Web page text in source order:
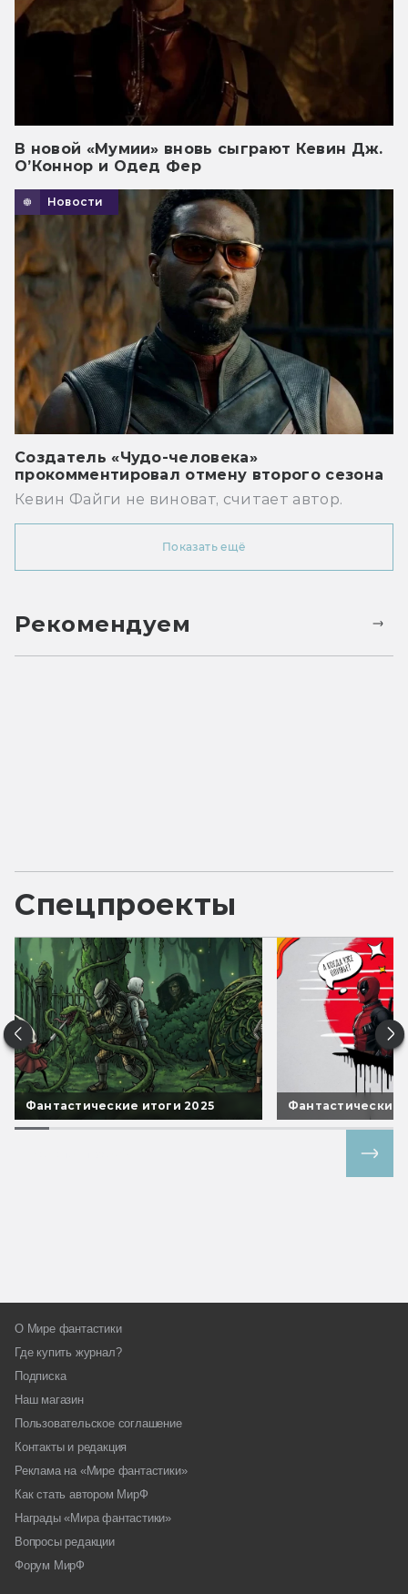
В новой «Мумии» вновь сыграют Кевин Дж.
О’Коннор и Одед Фер
Новости
Создатель «Чудо-человека»
прокомментировал отмену второго сезона
Кевин Файги не виноват, считает автор.
Показать ещё
Рекомендуем
Спецпроекты
Фантастические итоги 2025 Фантастические
О Мире фантастики
Где купить журнал?
Подписка
Наш магазин
Пользовательское соглашение
Контакты и редакция
Реклама на «Мире фантастики»
Как стать автором МирФ
Награды «Мира фантастики»
Вопросы редакции
Форум МирФ